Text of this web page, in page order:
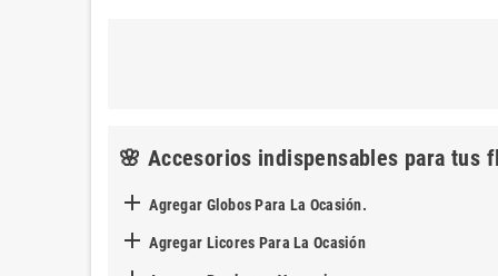
🌸 Accesorios indispensables para tus
 Agregar Globos Para La Ocasión.
 Agregar Licores Para La Ocasión